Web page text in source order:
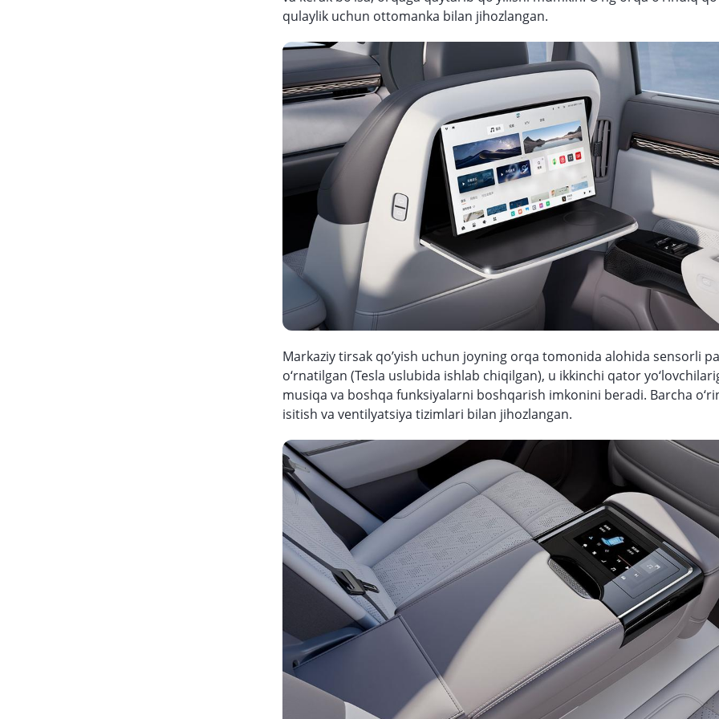
qulaylik uchun ottomanka bilan jihozlangan.
Markaziy tirsak qo’yish uchun joyning orqa tomonida alohida sensorli
o‘rnatilgan (Tesla uslubida ishlab chiqilgan), u ikkinchi qator
musiqa va boshqa funksiyalarni boshqarish imkonini beradi. Barcha
isitish va ventilyatsiya tizimlari bilan jihozlangan.